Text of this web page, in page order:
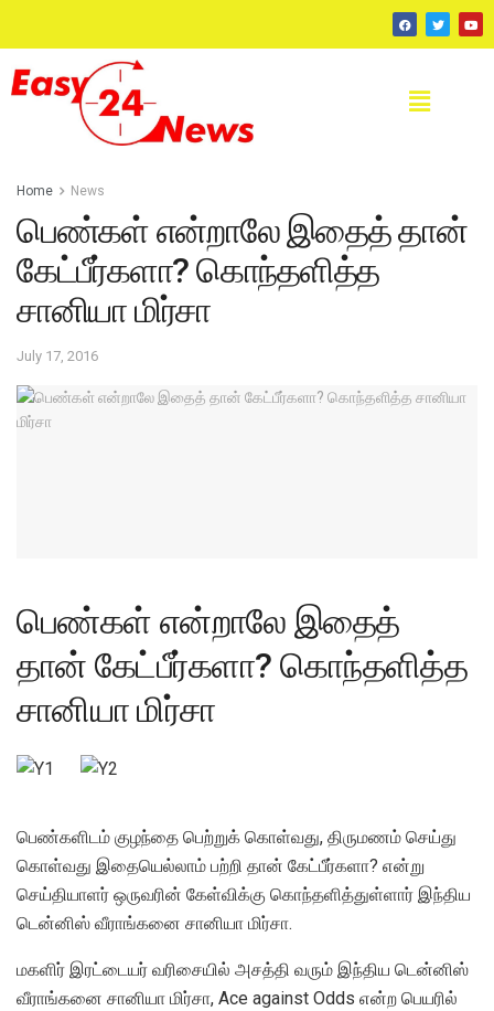
Home News
பெண்கள் என்றாலே இதைத் தான்
கேட்பீர்களா? கொந்தளித்த
சானியா மிர்சா
July 17, 2016
பெண்கள் என்றாலே இதைத்
தான் கேட்பீர்களா? கொந்தளித்த
சானியா மிர்சா
பெண்களிடம் குழந்தை பெற்றுக் கொள்வது, திருமணம் செய்து
கொள்வது இதையெல்லாம் பற்றி தான் கேட்பீர்களா? என்று
செய்தியாளர் ஒருவரின் கேள்விக்கு கொந்தளித்துள்ளார் இந்திய
டென்னிஸ் வீராங்கனை சானியா மிர்சா.
மகளிர் இரட்டையர் வரிசையில் அசத்தி வரும் இந்திய டென்னிஸ்
வீராங்கனை சானியா மிர்சா, Ace against Odds என்ற பெயரில்